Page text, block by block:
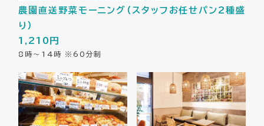
農園直送野菜モーニング（スタッフお任せパン2種盛
り）
1,210円
8時～14時 ※60分制